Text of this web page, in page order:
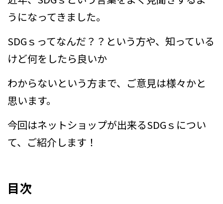
うになってきました。
SDGｓってなんだ？？という方や、知っている
けど何をしたら良いか
わからないという方まで、ご意見は様々かと
思います。
今回はネットショップが出来るSDGｓについ
て、ご紹介します！
目次